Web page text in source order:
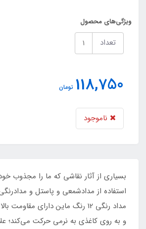
ویژگی‌های محصول
تعداد
118,750 تومان
ناموجود
بسیاری از آثار نقاشی که ما را مجذوب
استفاده از مدادشمعی و پاستل و
مداد رنگی 12 رنگ ماین دارای
و به روی کاغذی به نرمی حرکت می‌کند؛